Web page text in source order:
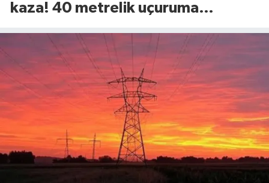
kaza! 40 metrelik uçuruma